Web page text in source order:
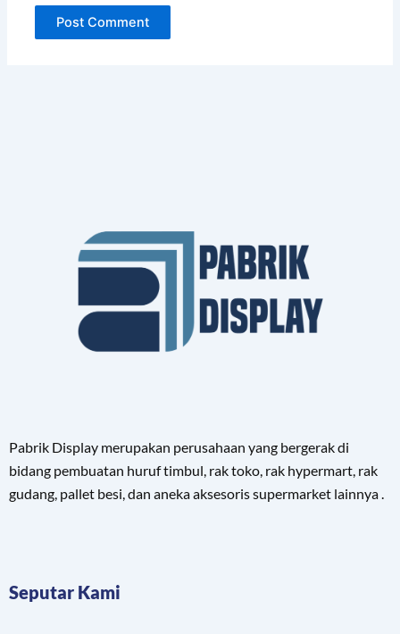
Pabrik Display merupakan perusahaan yang bergerak di
bidang pembuatan huruf timbul, rak toko, rak hypermart, rak
gudang, pallet besi, dan aneka aksesoris supermarket lainnya .
Seputar Kami